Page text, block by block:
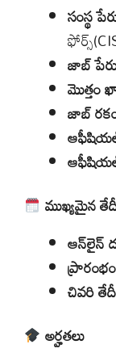
సంస్థ
జాబ్
మొత్తం
జాబ్
ముఖ్యమైన
ఆన్‌లైన్
చివరి
అర్హతలు